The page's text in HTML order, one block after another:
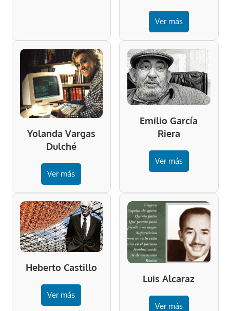
Ver más
Yolanda Vargas
Dulché
Ver más
Emilio García
Riera
Ver más
Heberto Castillo
Ver más
Luis Alcaraz
Ver más